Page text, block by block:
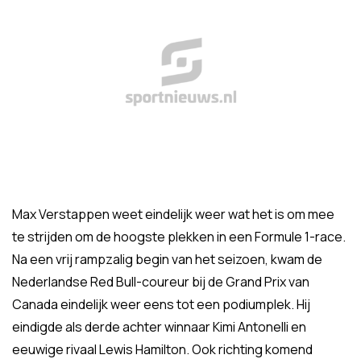
Max Verstappen weet eindelijk weer wat het is om mee
te strijden om de hoogste plekken in een Formule 1-race.
Na een vrij rampzalig begin van het seizoen, kwam de
Nederlandse Red Bull-coureur bij de Grand Prix van
Canada eindelijk weer eens tot een podiumplek. Hij
eindigde als derde achter winnaar Kimi Antonelli en
eeuwige rivaal Lewis Hamilton. Ook richting komend